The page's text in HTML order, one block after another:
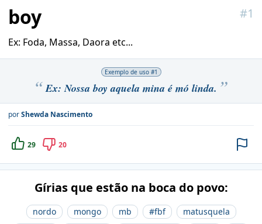
#1
boy
Ex: Foda, Massa, Daora etc...
Exemplo de uso #1
Ex: Nossa boy aquela mina é mó linda.
porShewda Nascimento
29 20
Gírias que estão na boca do povo:
nordo mongo mb #fbf
matusquela